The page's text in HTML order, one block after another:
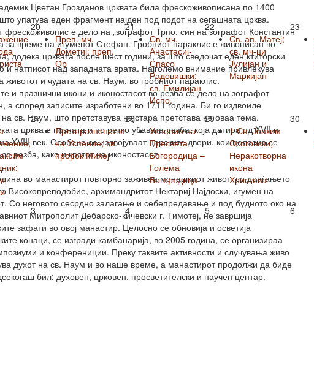
Цветан Грозданов црквата била фрескоживописана по 1400
упатува еден фрагмент најден под подот на сегашната црква.
е дело на „зографот Трпо, син на зографот Константин
за време на игуменот Стефан. Гробниот параклис е живописан во
додека црквата после шест години, за што сведочат еден ктиторски
и натписот над западната врата. Најголемо внимание привлекува
животот и чудата на св. Наум, во гробниот параклис.
и празнични икони и иконостасот во резба се дело на зографот
а според записите изработени во 1711 година. Би го издвоиле
св. Наум, што претставува најстара претстава на оваа тема.
црква е позната и по ретко убавата резба, која датира од XVII и
XVIII век. Особено се издвојуваат царските двери, кои целосно се
резба, како и крстот на иконостасот.
во манастирот повторно заживеа монашкиот живот, со доаѓањето
Високопреподобие, архимандритот Нектариј Најдоски, игумен на
Со неговото сесрдно залагање и себепредавање и под будното око на
Митрополит Дебарско-кичевски г. Тимотеј, не завршија
зафати во овој манастир. Целосно се обновија и осветија
конаци, се изгради камбанарија, во 2005 година, се организираа
и конферениции. Преку таквите активности и случувања живо
духот на св. Наум и во наше време, а манастирот продолжи да биде
бил: духовен, црковен, просветителски и научен центар.
20
Преп. мч.
Дометиј; преп.
Ор
21
Св. мч.
Анастасиј-
Спасо
Радовишки;
св. Емилијан
Испо.
22
Св. ап. Матеј;
св. мч-ци
Јулијан и
Маркијан
23
27
Претпразненство
на Успение; св.
пророк Михеј
28
Успение на
Пресвета
Богородица –
Голема
Богородица
29
† Св. Јоаким
Осоговски;
Неракотворна
икона
Христова
30
3 4 5 6